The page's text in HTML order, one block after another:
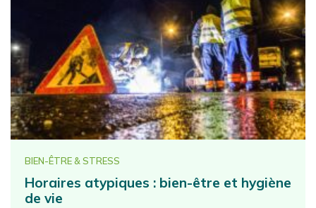
BIEN-ÊTRE & STRESS
Horaires atypiques : bien-être et hygiène
de vie